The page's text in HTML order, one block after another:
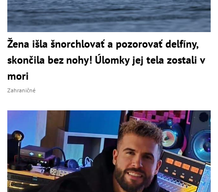
Žena išla šnorchlovať a pozorovať delfíny,
skončila bez nohy! Úlomky jej tela zostali v
mori
Zahraničné